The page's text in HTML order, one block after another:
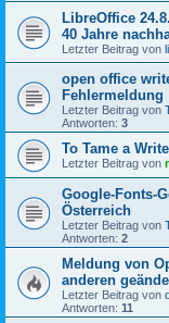
LibreOffice
40 Jahre
Letzter Beitrag von
open office
Fehlermeldung
Letzter Beitrag von
Antworten: 3
To Tame a
Letzter Beitrag von
Google-Fonts-
Österreich
Letzter Beitrag von
Antworten: 2
Meldung von
anderen
Letzter Beitrag von
Antworten: 11